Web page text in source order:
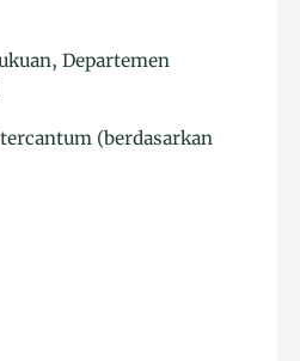
Departemen
(berdasarkan